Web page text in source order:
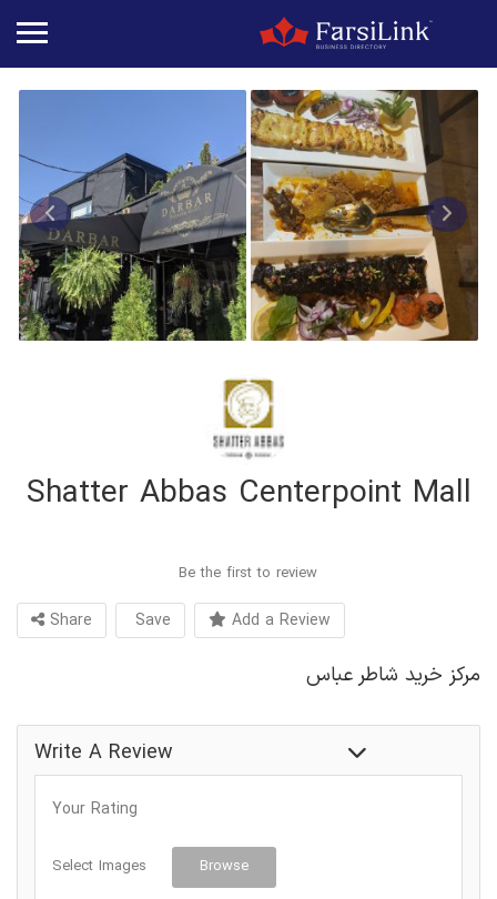
Shatter Abbas Centerpoint Mall
Be the first to review
Share Save Add a Review
مرکز خرید شاطر عباس
Write A Review
Your Rating
Select Images Browse